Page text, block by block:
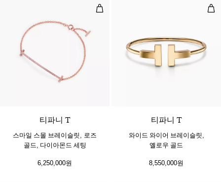
스마일 스몰 브레이슬릿, 로즈 골드,
티파니 T
스마일 스몰 브레이슬릿, 로즈
골드, 다이아몬드 세팅
6,250,000원
와
티파니 T
와이드 와이어 브레이슬릿,
옐로우 골드
8,550,000원